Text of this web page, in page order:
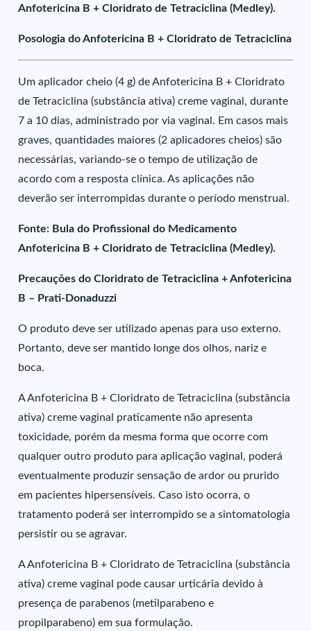
Anfotericina B + Cloridrato de Tetraciclina (Medley).
Posologia do Anfotericina B + Cloridrato de Tetraciclina
Um aplicador cheio (4 g) de Anfotericina B + Cloridrato
de Tetraciclina (substância ativa) creme vaginal, durante
7 a 10 dias, administrado por via vaginal. Em casos mais
graves, quantidades maiores (2 aplicadores cheios) são
necessárias, variando-se o tempo de utilização de
acordo com a resposta clínica. As aplicações não
deverão ser interrompidas durante o período menstrual.
Fonte: Bula do Profissional do Medicamento
Anfotericina B + Cloridrato de Tetraciclina (Medley).
Precauções do Cloridrato de Tetraciclina + Anfotericina
B – Prati-Donaduzzi
O produto deve ser utilizado apenas para uso externo.
Portanto, deve ser mantido longe dos olhos, nariz e
boca.
A Anfotericina B + Cloridrato de Tetraciclina (substância
ativa) creme vaginal praticamente não apresenta
toxicidade, porém da mesma forma que ocorre com
qualquer outro produto para aplicação vaginal, poderá
eventualmente produzir sensação de ardor ou prurido
em pacientes hipersensíveis. Caso isto ocorra, o
tratamento poderá ser interrompido se a sintomatologia
persistir ou se agravar.
A Anfotericina B + Cloridrato de Tetraciclina (substância
ativa) creme vaginal pode causar urticária devido à
presença de parabenos (metilparabeno e
propilparabeno) em sua formulação.